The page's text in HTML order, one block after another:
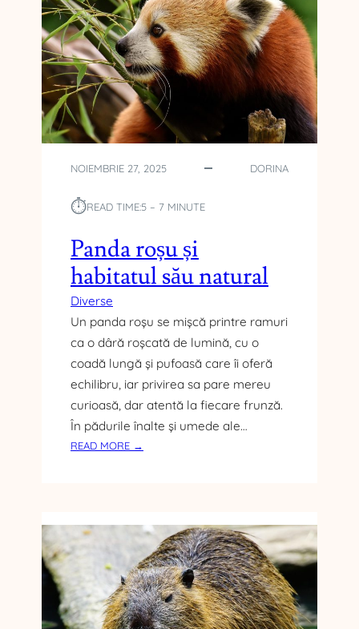
O
L
O
G
Y
W
E
E
I
T
Ă
Ț
I
A
U
C
L
I
I
Â
D
C
T
Ă
O
I
D
E
M
A
NOIEMBRIE 27, 2025 DORINA
⏱︎READ TIME:5 – 7 MINUTE
Panda roșu și
habitatul său natural
Diverse
Un panda roșu se mișcă printre ramuri
ca o dâră roșcată de lumină, cu o
coadă lungă și pufoasă care îi oferă
echilibru, iar privirea sa pare mereu
curioasă, dar atentă la fiecare frunză.
În pădurile înalte și umede ale…
READ MORE →
A
O
Ș
U
Ș